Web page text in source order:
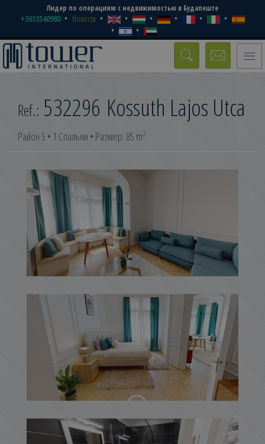
Лидер по операциям с недвижимостью в Будапеште
+3613540980 Новости
Toggle
Kossuth Lajos Utca
Ref.: 532296
Район 5 • 1 Спальни • Размер: 85 m2